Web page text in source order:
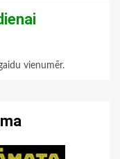
vienumēr.